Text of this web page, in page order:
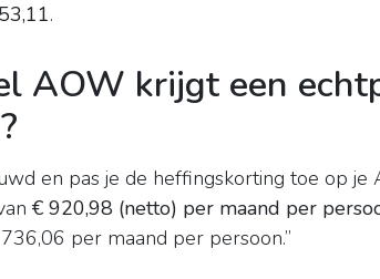
.
AOW krijgt een
en pas je de heffingskorting toe op je
€ 920,98 (netto) per maand per
per maand per persoon.”